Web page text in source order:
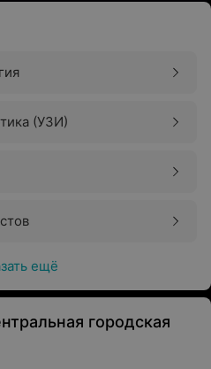
(УЗИ)
ещё
городская